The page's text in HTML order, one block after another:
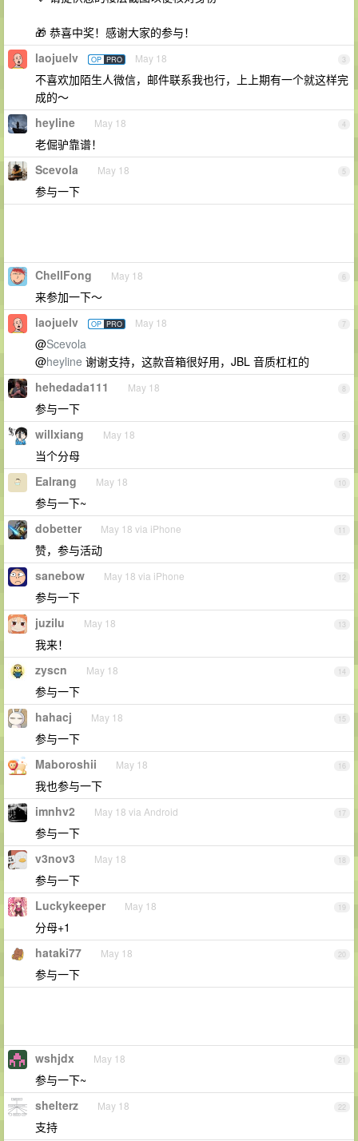
🎁 恭喜中奖！感谢大家的参与！
3
laojuelv OP PRO May 18
不喜欢加陌生人微信，邮件联系我也行，上上期有一个就这样完
成的～
4
heyline May 18
老倔驴靠谱！
5
Scevola May 18
参与一下
6
ChellFong May 18
来参加一下～
7
laojuelv OP PRO May 18
@Scevola
@heyline 谢谢支持，这款音箱很好用，JBL 音质杠杠的
8
hehedada111 May 18
参与一下
9
willxiang May 18
当个分母
10
Ealrang May 18
参与一下~
11
dobetter May 18 via iPhone
赞，参与活动
12
sanebow May 18 via iPhone
参与一下
13
juzilu May 18
我来！
14
zyscn May 18
参与一下
15
hahacj May 18
参与一下
16
Maboroshii May 18
我也参与一下
17
imnhv2 May 18 via Android
参与一下
18
v3nov3 May 18
参与一下
19
Luckykeeper May 18
分母+1
20
hataki77 May 18
参与一下
21
wshjdx May 18
参与一下~
22
shelterz May 18
支持